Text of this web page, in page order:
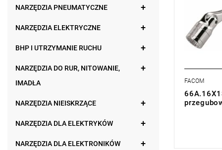
NARZĘDZIA PNEUMATYCZNE
NARZĘDZIA ELEKTRYCZNE
BHP I UTRZYMANIE RUCHU
NARZĘDZIA DO RUR, NITOWANIE,
IMADŁA
NARZĘDZIA NIEISKRZĄCE
NARZĘDZIA DLA ELEKTRYKÓW
NARZĘDZIA DLA ELEKTRONIKÓW
FACOM